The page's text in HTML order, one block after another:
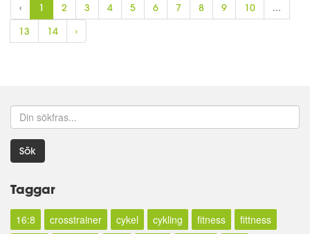
‹ 1 2 3 4 5 6 7 8 9 10
...
13
14 ›
Sök
Taggar
16:8 crosstrainer cykel cykling fitness
fittness